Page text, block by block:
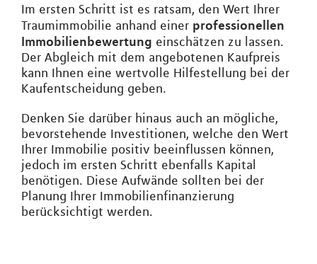
Im ersten Schritt ist es ratsam, den Wert Ihrer
Traumimmobilie anhand einer professionellen
Immobilienbewertung einschätzen zu lassen.
Der Abgleich mit dem angebotenen Kaufpreis
kann Ihnen eine wertvolle Hilfestellung bei der
Kaufentscheidung geben.
Denken Sie darüber hinaus auch an mögliche,
bevorstehende Investitionen, welche den Wert
Ihrer Immobilie positiv beeinflussen können,
jedoch im ersten Schritt ebenfalls Kapital
benötigen. Diese Aufwände sollten bei der
Planung Ihrer Immobilienfinanzierung
berücksichtigt werden.